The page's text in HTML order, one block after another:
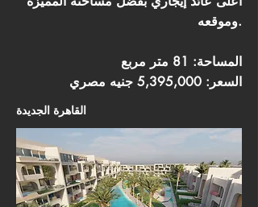
وموقعه.
المساحة: 81 متر مربع
السعر: 5,395,000 جنيه مصري
القاهرة الجديدة